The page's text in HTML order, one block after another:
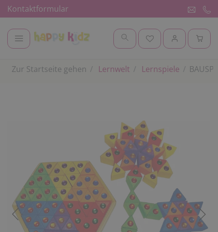
Kontaktformular
Zur Startseite gehen Lernwelt Lernspiele